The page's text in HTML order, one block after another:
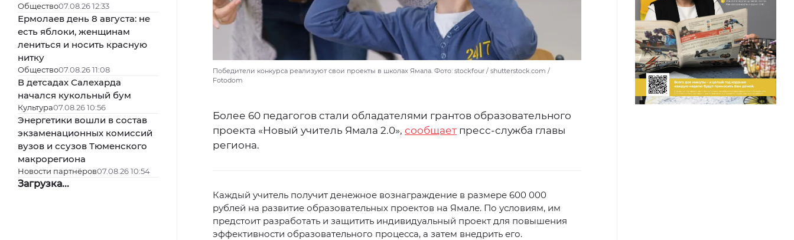
Общество07.08.26 12:33
Ермолаев день 8 августа: не
есть яблоки, женщинам
лениться и носить красную
нитку
Общество07.08.26 11:08
В детсадах Салехарда
начался кукольный бум
Культура07.08.26 10:56
Энергетики вошли в состав
экзаменационных комиссий
вузов и ссузов Тюменского
макрорегиона
Новости партнёров07.08.26 10:54
Загрузка...
Победители конкурса реализуют свои проекты в школах Ямала. Фото: stockfour / shutterstock.com /
Fotodom
Более 60 педагогов стали обладателями грантов образовательного
проекта «Новый учитель Ямала 2.0», сообщает пресс-служба главы
региона.
Каждый учитель получит денежное вознаграждение в размере 600 000
рублей на развитие образовательных проектов на Ямале. По условиям, им
предстоит разработать и защитить индивидуальный проект для повышения
эффективности образовательного процесса, а затем внедрить его.